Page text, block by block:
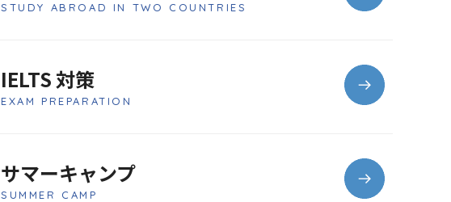
STUDY ABROAD IN TWO COUNTRIES
IELTS 対策
EXAM PREPARATION
サマーキャンプ
SUMMER CAMP